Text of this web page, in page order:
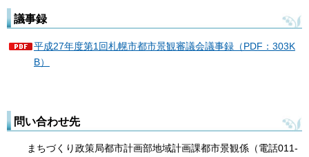
議事録
平成27年度第1回札幌市都市景観審議会議事録（PDF：303K
B）
問い合わせ先
まちづくり政策局都市計画部地域計画課都市景観係（電話011-